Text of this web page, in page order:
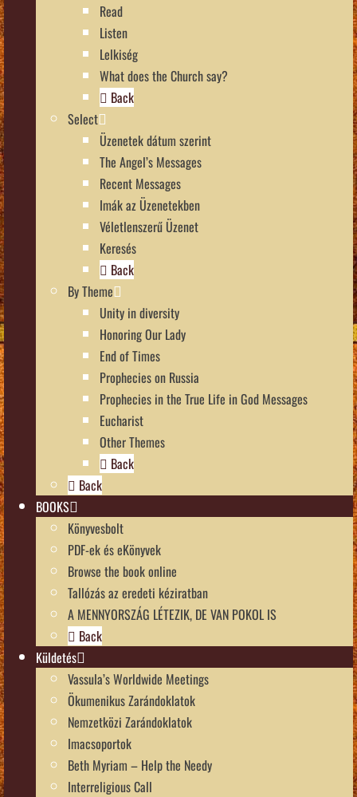
Read
Listen
Lelkiség
What does the Church say?
Back
Select
Üzenetek dátum szerint
The Angel’s Messages
Recent Messages
Imák az Üzenetekben
Véletlenszerű Üzenet
Keresés
Back
By Theme
Unity in diversity
Honoring Our Lady
End of Times
Prophecies on Russia
Prophecies in the True Life in God Messages
Eucharist
Other Themes
Back
Back
BOOKS
Könyvesbolt
PDF-ek és eKönyvek
Browse the book online
Tallózás az eredeti kéziratban
A MENNYORSZÁG LÉTEZIK, DE VAN POKOL IS
Back
Küldetés
Vassula’s Worldwide Meetings
Ökumenikus Zarándoklatok
Nemzetközi Zarándoklatok
Imacsoportok
Beth Myriam – Help the Needy
Interreligious Call